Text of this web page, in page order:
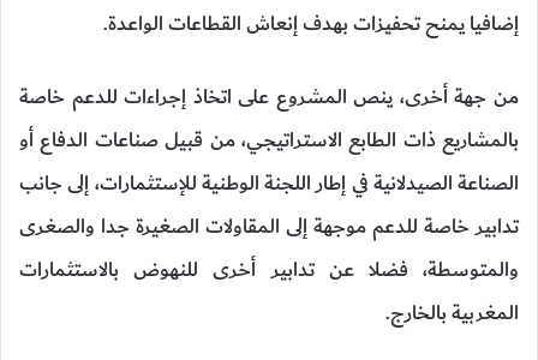
إضافيا يمنح تحفيزات بهدف إنعاش القطاعات الواعدة.
من جهة أخرى، ينص المشروع على اتخاذ إجراءات للدعم خاصة
بالمشاريع ذات الطابع الاستراتيجي، من قبيل صناعات الدفاع أو
الصناعة الصيدلانية في إطار اللجنة الوطنية للإستثمارات، إلى جانب
تدابير خاصة للدعم موجهة إلى المقاولات الصغيرة جدا والصغرى
والمتوسطة، فضلا عن تدابير أخرى للنهوض بالاستثمارات
المغربية بالخارج.